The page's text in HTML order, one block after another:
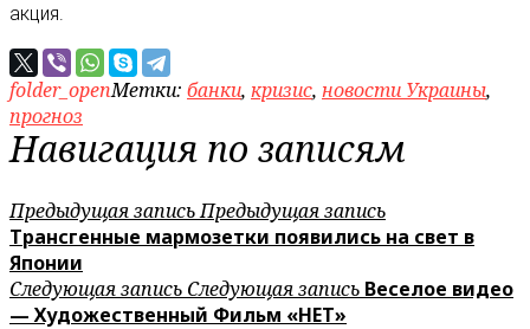
акция.
folder_openМетки: банки, кризис, новости Украины,
прогноз
Навигация по записям
Предыдущая записьПредыдущая запись
Трансгенные мармозетки появились на свет в
Японии
Следующая запись Следующая запись Веселое видео
— Художественный Фильм «НЕТ»